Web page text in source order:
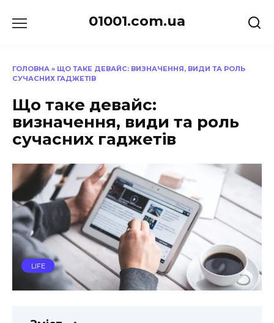
до
01001.com.ua
ГОЛОВНА » ЩО ТАКЕ ДЕВАЙС: ВИЗНАЧЕННЯ, ВИДИ ТА РОЛЬ
СУЧАСНИХ ГАДЖЕТІВ
Що таке девайс:
визначення, види та роль
сучасних гаджетів
LIFE